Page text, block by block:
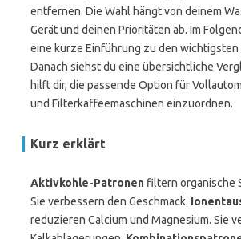
entfernen. Die Wahl hängt von deinem
Gerät und deinen Prioritäten ab. Im
eine kurze Einführung zu den wichtigsten
Danach siehst du eine übersichtliche
hilft dir, die passende Option für
und Filterkaffeemaschinen einzuordnen.
Kurz erklärt
Aktivkohle-Patronen filtern organische
Sie verbessern den Geschmack.
reduzieren Calcium und Magnesium. Sie